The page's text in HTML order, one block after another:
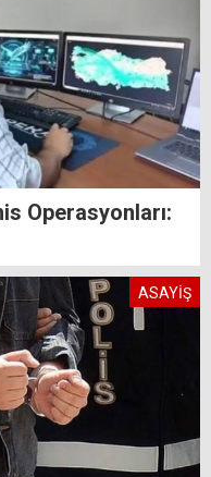
Operasyonları:
ASAYİŞ